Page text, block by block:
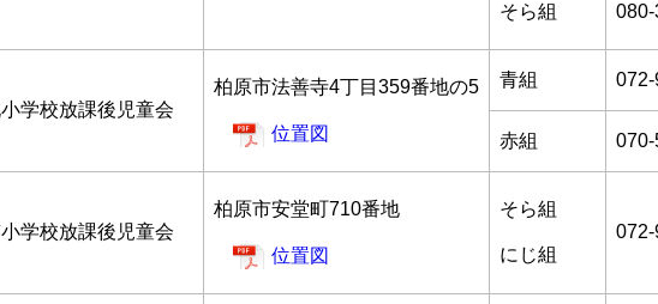
そら組
学校放課後児童会
柏原市法善寺4丁目359番地の5
位置図
青組
赤組
学校放課後児童会
柏原市安堂町710番地
位置図
そら組
にじ組